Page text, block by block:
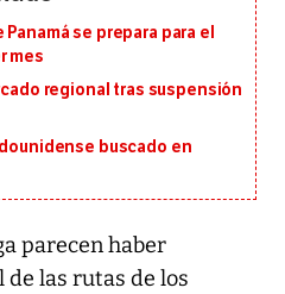
se prepara para el
mes
regional tras suspensión
buscado en
parecen haber
las rutas de los